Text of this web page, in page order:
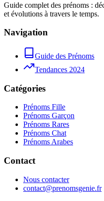
Guide complet des prénoms :
et évolutions à travers le temps.
Navigation
Guide des Prénoms
Tendances 2024
Catégories
Prénoms Fille
Prénoms Garçon
Prénoms Rares
Prénoms Chat
Prénoms Arabes
Contact
Nous contacter
contact@prenomsgenie.fr